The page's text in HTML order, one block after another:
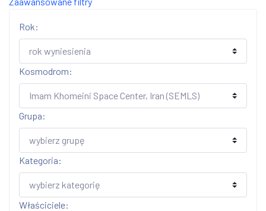
Rok:
Kosmodrom:
Grupa:
Kategoria:
Właściciele: